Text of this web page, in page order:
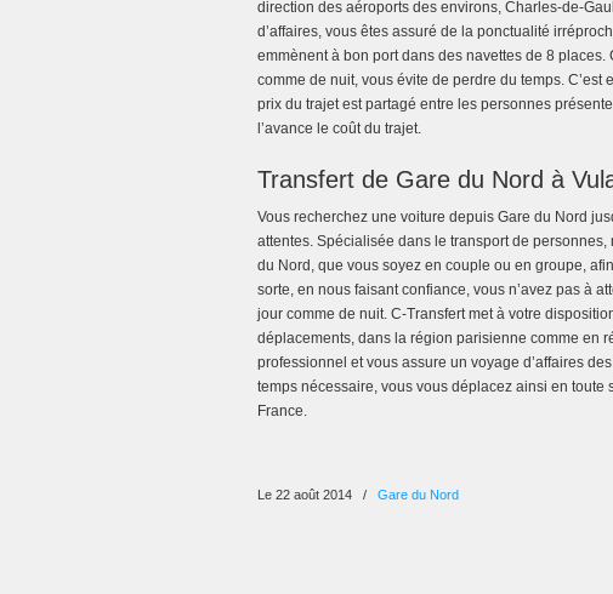
direction des aéroports des environs, Charles-de-
d’affaires, vous êtes assuré de la ponctualité
emmènent à bon port dans des navettes de 8
comme de nuit, vous évite de perdre du temps.
prix du trajet est partagé entre les personnes
l’avance le coût du trajet.
Transfert de Gare du Nord à
Vous recherchez une voiture depuis Gare du Nord
attentes. Spécialisée dans le transport de
du Nord, que vous soyez en couple ou en groupe,
sorte, en nous faisant confiance, vous n’avez pas à
jour comme de nuit. C-Transfert met à votre
déplacements, dans la région parisienne comme en
professionnel et vous assure un voyage d’affaires
temps nécessaire, vous vous déplacez ainsi en
France.
Le 22 août 2014 / Gare du Nord